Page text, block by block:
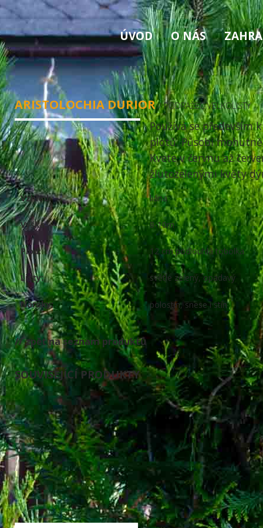
ÚVOD O NÁS
ARISTOLOCHIA DURIOR/ PODRAŽEC VELKOLISTÝ
Používá se především
plotů. Působí
Kvete v červnu až
žlutozelenými květy
Vzhled: liána
Výška: 8-10m
Plod: 12 cm podlouhlá tobolka
Listy: světle zelený, opadavý
Nároky: polostín, snese i stín
// zpět na seznam produktů
SOUVISEJÍCÍ PRODUKTY